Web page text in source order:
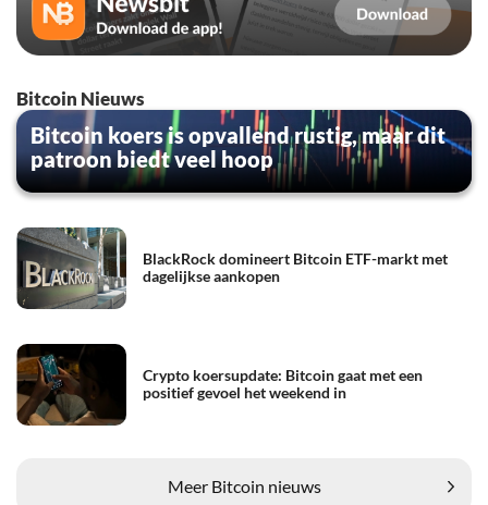
Bitcoin Nieuws
Bitcoin koers is opvallend rustig, maar dit
patroon biedt veel hoop
BlackRock domineert Bitcoin ETF-markt met
dagelijkse aankopen
Crypto koersupdate: Bitcoin gaat met een
positief gevoel het weekend in
Meer Bitcoin nieuws